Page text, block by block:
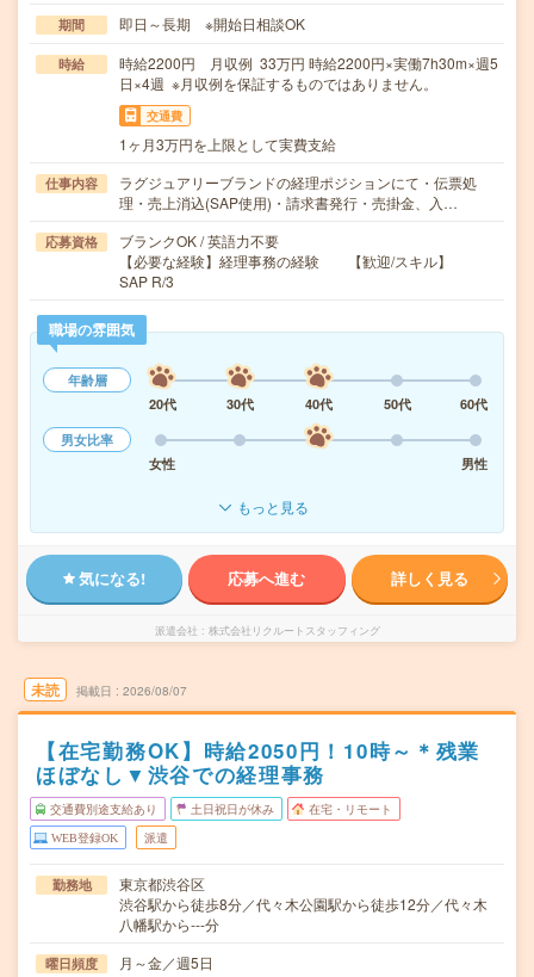
期間 即日～長期 ※開始日相談OK
時給
時給2200円 月収例 33万円 時給2200円×実働7h30m×週5
日×4週 ※月収例を保証するものではありません。
交通費
1ヶ月3万円を上限として実費支給
仕事内容
ラグジュアリーブランドの経理ポジションにて・伝票処
理・売上消込(SAP使用)・請求書発行・売掛金、入…
応募資格
ブランクOK / 英語力不要
【必要な経験】経理事務の経験 【歓迎/スキル】
SAP R/3
職場の雰囲気
年齢層
20代
30代 40代 50代
60代
男女比率
女性
男性
もっと見る
気になる! 応募へ進む 詳しく見る
派遣会社 株式会社リクルートスタッフィング
未読 掲載日 2026/08/07
【在宅勤務OK】時給2050円！10時～＊残業
ほぼなし▼渋谷での経理事務
交通費別途支給あり 土日祝日が休み 在宅・リモート
WEB登録OK 派遣
勤務地
東京都渋谷区
渋谷駅から徒歩8分／代々木公園駅から徒歩12分／代々木
八幡駅から---分
曜日頻度 月～金／週5日